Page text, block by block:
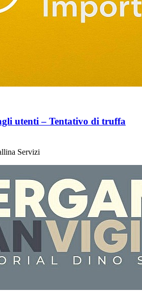
utenti – Tentativo di truffa
Servizi